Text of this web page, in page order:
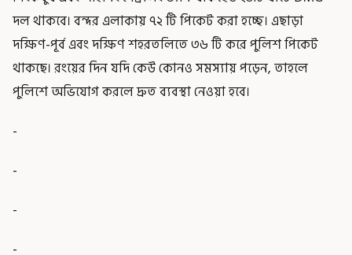
দল থাকবে। বন্দর এলাকায় ৭২ টি পিকেট করা হচ্ছে। এছাড়া
দক্ষিণ-পূর্ব এবং দক্ষিণ শহরতলিতে ৩৬ টি করে পুলিশ পিকেট
থাকছে। রংয়ের দিন যদি কেউ কোনও সমস্যায় পড়েন, তাহলে
পুলিশে অভিযোগ করলে দ্রুত ব্যবস্থা নেওয়া হবে।
-
-
-
-